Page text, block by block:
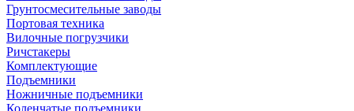
Грунтосмесительные заводы
Портовая техника
Вилочные погрузчики
Ричстакеры
Комплектующие
Подъемники
Ножничные подъемники
Коленчатые подъемники